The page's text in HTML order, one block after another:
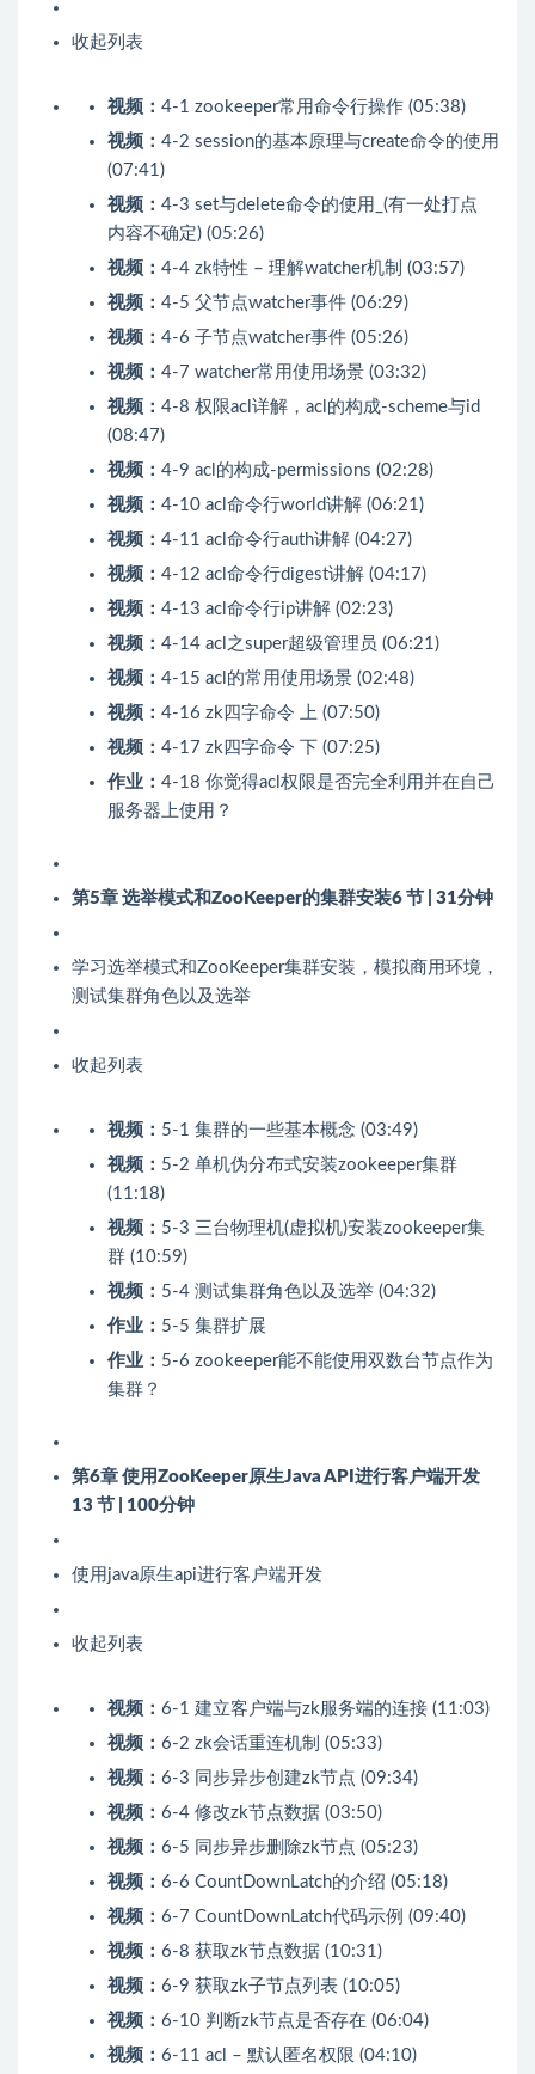
收起列表
视频： 4-1 zookeeper常用命令行操作 (05:38)
视频： 4-2 session的基本原理与create命令的使用
(07:41)
视频： 4-3 set与delete命令的使用_(有一处打点
内容不确定) (05:26)
视频： 4-4 zk特性 – 理解watcher机制 (03:57)
视频： 4-5 父节点watcher事件 (06:29)
视频： 4-6 子节点watcher事件 (05:26)
视频： 4-7 watcher常用使用场景 (03:32)
视频： 4-8 权限acl详解，acl的构成-scheme与id
(08:47)
视频： 4-9 acl的构成-permissions (02:28)
视频： 4-10 acl命令行world讲解 (06:21)
视频： 4-11 acl命令行auth讲解 (04:27)
视频： 4-12 acl命令行digest讲解 (04:17)
视频： 4-13 acl命令行ip讲解 (02:23)
视频： 4-14 acl之super超级管理员 (06:21)
视频： 4-15 acl的常用使用场景 (02:48)
视频： 4-16 zk四字命令 上 (07:50)
视频： 4-17 zk四字命令 下 (07:25)
作业： 4-18 你觉得acl权限是否完全利用并在自己
服务器上使用？
第5章 选举模式和ZooKeeper的集群安装6 节 | 31分钟
学习选举模式和ZooKeeper集群安装，模拟商用环境，
测试集群角色以及选举
收起列表
视频： 5-1 集群的一些基本概念 (03:49)
视频： 5-2 单机伪分布式安装zookeeper集群
(11:18)
视频： 5-3 三台物理机(虚拟机)安装zookeeper集
群 (10:59)
视频： 5-4 测试集群角色以及选举 (04:32)
作业： 5-5 集群扩展
作业： 5-6 zookeeper能不能使用双数台节点作为
集群？
第6章 使用ZooKeeper原生Java API进行客户端开发
13 节 | 100分钟
使用java原生api进行客户端开发
收起列表
视频： 6-1 建立客户端与zk服务端的连接 (11:03)
视频： 6-2 zk会话重连机制 (05:33)
视频： 6-3 同步异步创建zk节点 (09:34)
视频： 6-4 修改zk节点数据 (03:50)
视频： 6-5 同步异步删除zk节点 (05:23)
视频： 6-6 CountDownLatch的介绍 (05:18)
视频： 6-7 CountDownLatch代码示例 (09:40)
视频： 6-8 获取zk节点数据 (10:31)
视频： 6-9 获取zk子节点列表 (10:05)
视频： 6-10 判断zk节点是否存在 (06:04)
视频： 6-11 acl – 默认匿名权限 (04:10)